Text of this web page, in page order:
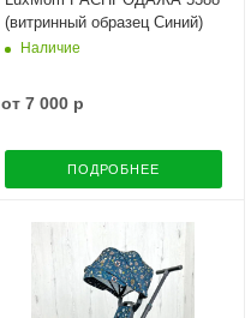
(витринный образец Синий)
Наличие
от 7 000 р
ПОДРОБНЕЕ